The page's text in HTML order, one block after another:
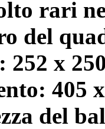
rari
del
252 x
405
del